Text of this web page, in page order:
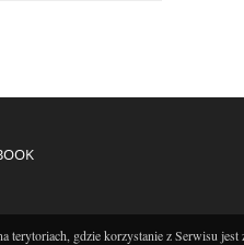
gdzie korzystanie z Serwisu